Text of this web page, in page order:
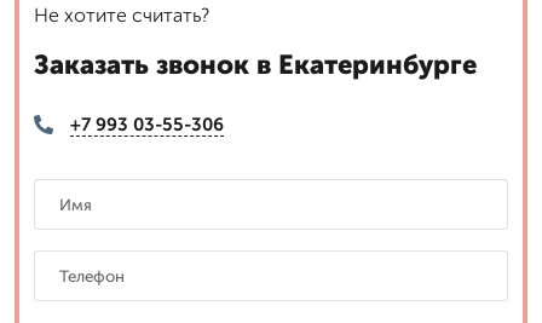
Не хотите считать?
Заказать звонок в Екатеринбурге
+7 993 03-55-306